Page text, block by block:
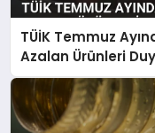
TÜİK Temmuz
Azalan Ürünleri